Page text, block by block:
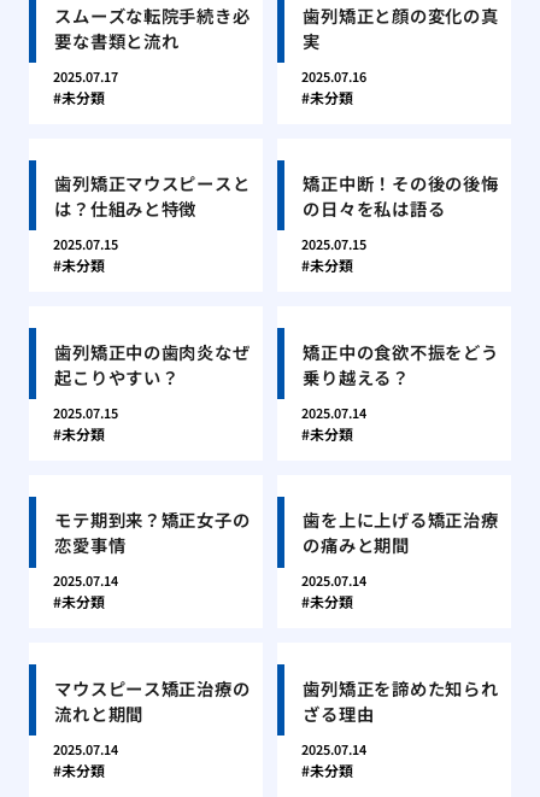
スムーズな転院手続き必
要な書類と流れ
2025.07.17
未分類
歯列矯正と顔の変化の真
実
2025.07.16
未分類
歯列矯正マウスピースと
は？仕組みと特徴
2025.07.15
未分類
矯正中断！その後の後悔
の日々を私は語る
2025.07.15
未分類
歯列矯正中の歯肉炎なぜ
起こりやすい？
2025.07.15
未分類
矯正中の食欲不振をどう
乗り越える？
2025.07.14
未分類
モテ期到来？矯正女子の
恋愛事情
2025.07.14
未分類
歯を上に上げる矯正治療
の痛みと期間
2025.07.14
未分類
マウスピース矯正治療の
流れと期間
2025.07.14
未分類
歯列矯正を諦めた知られ
ざる理由
2025.07.14
未分類